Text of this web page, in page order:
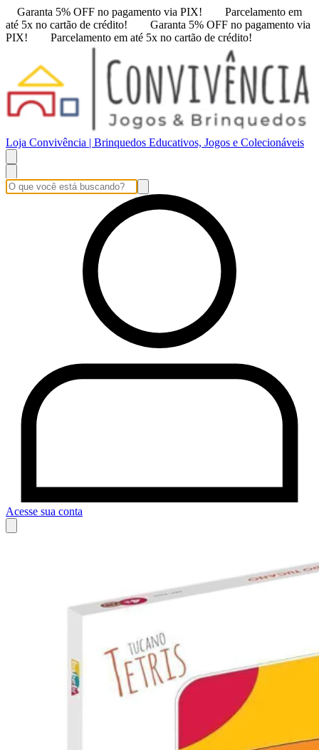
Garanta 5% OFF no pagamento via PIX!
Parcelamento em
até 5x no cartão de crédito!
Garanta 5% OFF no pagamento via
PIX!
Parcelamento em até 5x no cartão de crédito!
Loja Convivência | Brinquedos Educativos, Jogos e Colecionáveis
Acesse sua conta